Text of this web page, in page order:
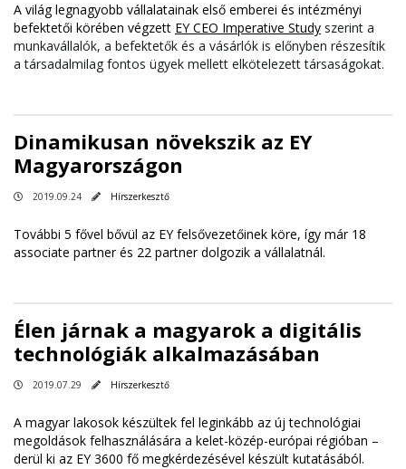
A világ legnagyobb vállalatainak első emberei és intézményi
befektetői körében végzett EY CEO Imperative Study szerint a
munkavállalók, a befektetők és a vásárlók is előnyben részesítik
a társadalmilag fontos ügyek mellett elkötelezett társaságokat.
Dinamikusan növekszik az EY
Magyarországon
2019.09.24 Hírszerkesztő
További 5 fővel bővül az EY felsővezetőinek köre, így már 18
associate partner és 22 partner dolgozik a vállalatnál.
Élen járnak a magyarok a digitális
technológiák alkalmazásában
2019.07.29 Hírszerkesztő
A magyar lakosok készültek fel leginkább az új technológiai
megoldások felhasználására a kelet-közép-európai régióban –
derül ki az EY 3600 fő megkérdezésével készült kutatásából.